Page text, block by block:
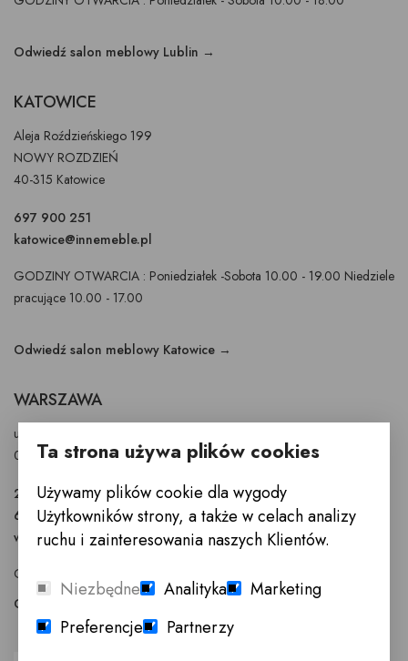
Odwiedź salon meblowy Lublin →
KATOWICE
Aleja Roździeńskiego 199
NOWY ROZDZIEŃ
40-315 Katowice
697 900 251
katowice@innemeble.pl
GODZINY OTWARCIA : Poniedziałek -Sobota 10.00 - 19.00 Niedziele
pracujące 10.00 - 17.00
Odwiedź salon meblowy Katowice →
WARSZAWA
ul. Puławska 326 - budynek Enel-Med
02-819 Warszawa
22 855 40 97
601 777 299
warszawa@innemeble.pl
GODZINY OTWARCIA : Poniedziałek -Sobota 10.00 - 18.00
Odwiedź salon meblowy Warszawa →
Ta strona używa plików cookies
Używamy plików cookie dla wygody
Użytkowników strony, a także w celach analizy
ruchu i zainteresowania naszych Klientów.
Niezbędne Analityka
Marketing
Preferencje
Partnerzy